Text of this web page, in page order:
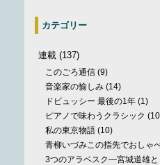
カテゴリー
連載 (137)
このごろ通信 (9)
音楽家の愉しみ (14)
ドビュッシー 最後の1年 (1)
ピアノで味わうクラシック
私の東京物語 (10)
青柳いづみこの指先でおし
3つのアラベスク—宮城道雄